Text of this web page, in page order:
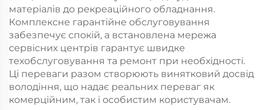
матеріалів до рекреаційного обладнання.
Комплексне гарантійне обслуговування
забезпечує спокій, а встановлена мережа
сервісних центрів гарантує швидке
техобслуговування та ремонт при необхідності.
Ці переваги разом створюють винятковий досвід
володіння, що надає реальних переваг як
комерційним, так і особистим користувачам.